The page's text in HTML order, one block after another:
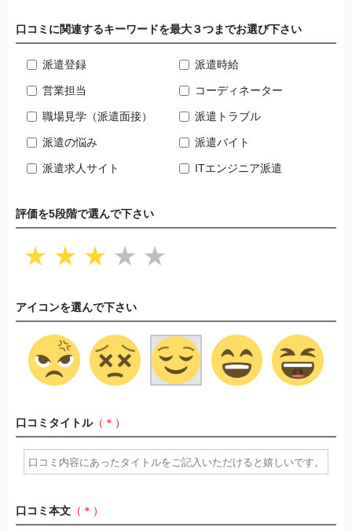
口コミに関連するキーワードを最大３つまでお選び下さい
派遣登録 派遣時給
営業担当 コーディネーター
職場見学（派遣面接） 派遣トラブル
派遣の悩み 派遣バイト
派遣求人サイト ITエンジニア派遣
評価を5段階で選んで下さい
★ ★ ★ ★ ★
アイコンを選んで下さい
口コミタイトル（＊）
口コミ本文 （＊）